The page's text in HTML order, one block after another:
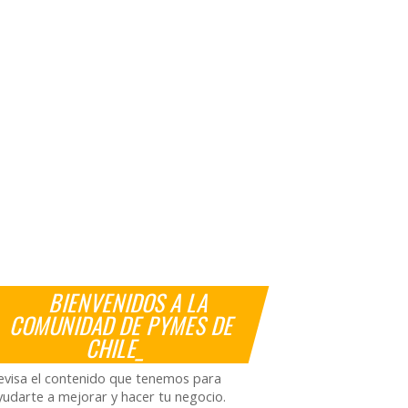
BIENVENIDOS A LA
COMUNIDAD DE PYMES DE
CHILE_
el contenido que tenemos para
a mejorar y hacer tu negocio.